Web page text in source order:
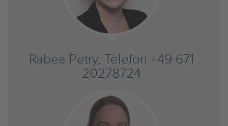
Rabea Petry, Telefon +49 671
20278724